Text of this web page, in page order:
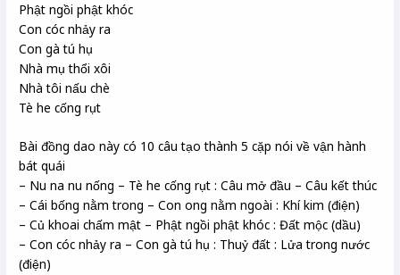
Phật ngồi phật khóc
Con cóc nhảy ra
Con gà tú hụ
Nhà mụ thổi xôi
Nhà tôi nấu chè
Tè he cống rụt
Bài đồng dao này có 10 câu tạo thành 5 cặp nói về vận hành
bát quái
– Nu na nu nống – Tè he cống rụt : Câu mở đầu – Câu kết thúc
– Cái bống nằm trong – Con ong nằm ngoài : Khí kim (điện)
– Củ khoai chấm mật – Phật ngồi phật khóc : Đất mộc (dầu)
– Con cóc nhảy ra – Con gà tú hụ : Thuỷ đất : Lửa trong nước
(điện)